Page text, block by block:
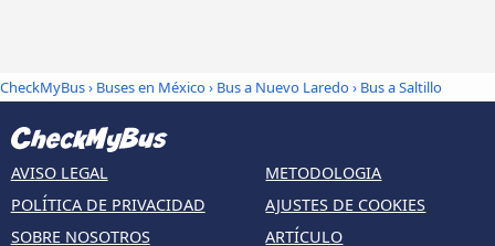
CheckMyBus› Buses en México› Bus a Nuevo Laredo› Bus a Saltillo
AVISO LEGAL
POLÍTICA DE PRIVACIDAD
SOBRE NOSOTROS
METODOLOGIA
AJUSTES DE COOKIES
ARTÍCULO